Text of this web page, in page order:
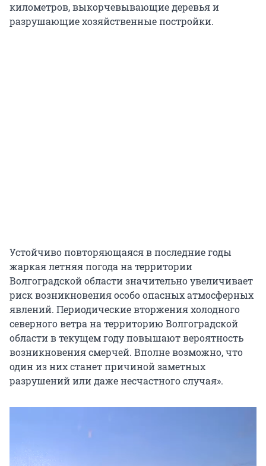
километров, выкорчевывающие деревья и
разрушающие хозяйственные постройки.
Устойчиво повторяющаяся в последние годы
жаркая летняя погода на территории
Волгоградской области значительно увеличивает
риск возникновения особо опасных атмосферных
явлений. Периодические вторжения холодного
северного ветра на территорию Волгоградской
области в текущем году повышают вероятность
возникновения смерчей. Вполне возможно, что
один из них станет причиной заметных
разрушений или даже несчастного случая».